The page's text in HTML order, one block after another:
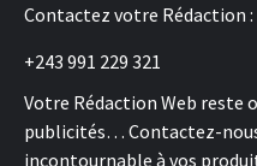
Contactez votre Rédaction :
+243 991 229 321
Votre Rédaction Web reste
publicités… Contactez-
incontournable à vos